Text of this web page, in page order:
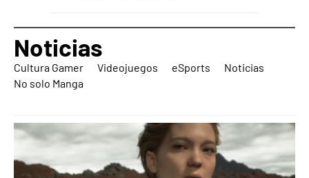
Noticias
Cultura Gamer Videojuegos eSports
Noticias
No solo Manga